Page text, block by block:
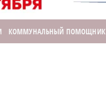
КОММУНАЛЬНЫЙ ПОМОЩНИК